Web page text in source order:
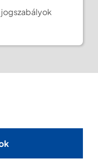
jogszabályok